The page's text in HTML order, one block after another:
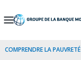
Skip
Navigation
COMPRENDRE LA PAUVRETÉ